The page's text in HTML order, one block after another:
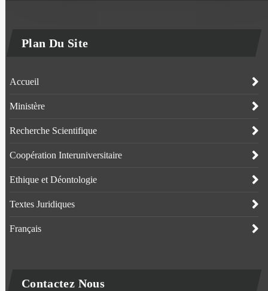
Plan Du Site
Accueil
Ministère
Recherche Scientifique
Coopération Interuniversitaire
Ethique et Déontologie
Textes Juridiques
Français
Contactez Nous